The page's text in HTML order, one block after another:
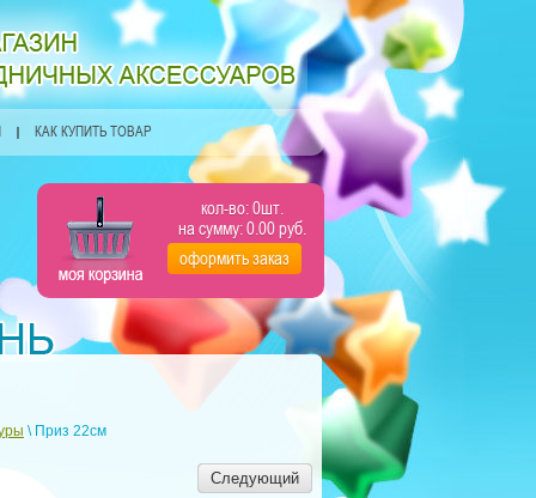
КАК КУПИТЬ ТОВАР
кол-во:0шт.
на сумму:0.00руб.
оформить заказ
\ Приз 22см
Следующий